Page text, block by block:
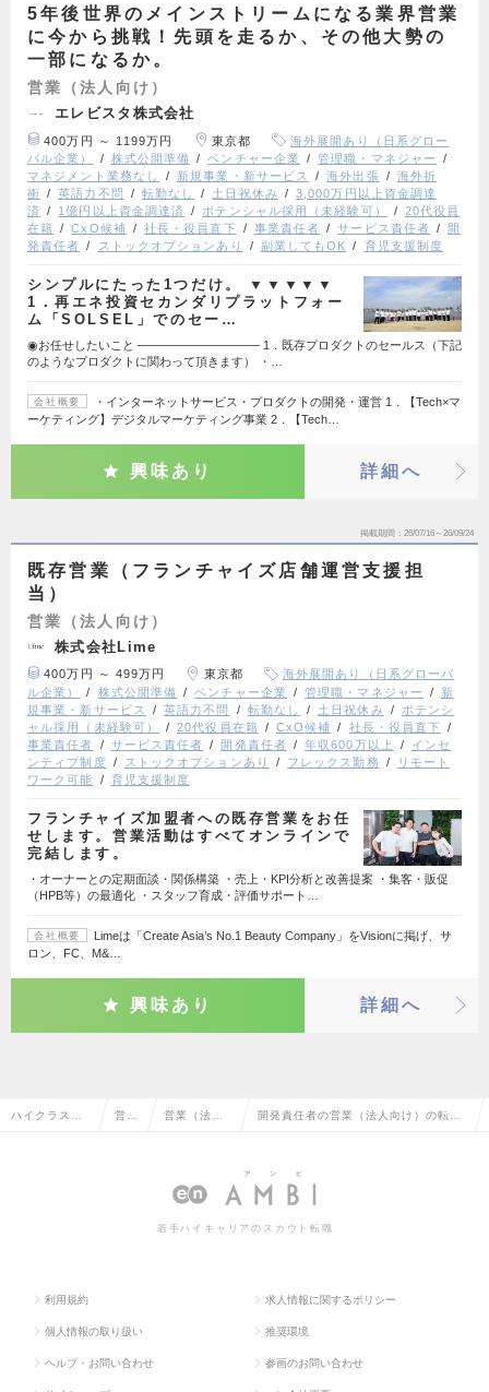
5年後世界のメインストリームになる業界営業
に今から挑戦！先頭を走るか、その他大勢の
一部になるか。
営業（法人向け）
エレビスタ株式会社
400万円 ～ 1199万円 東京都
海外展開あり（日系グロー
バル企業）
株式公開準備 ベンチャー企業
管理職・マネジャー
マネジメント業務なし
新規事業・新サービス 海外出張
海外折
衝
英語力不問 転勤なし 土日祝休み
3,000万円以上資金調達
済
1億円以上資金調達済 ポテンシャル採用（未経験可）
20代役員
在籍
CxO候補 社長・役員直下 事業責任者 サービス責任者
開
発責任者
ストックオプションあり 副業してもOK 育児支援制度
シンプルにたった1つだけ。 ▼▼▼▼▼
1．再エネ投資セカンダリプラットフォー
ム「SOLSEL」でのセー…
◉お任せしたいこと ────────────── 1．既存プロダクトのセールス（下記
のようなプロダクトに関わって頂きます） ・…
会社概要
・インターネットサービス・プロダクトの開発・運営 1．【Tech×マ
ーケティング】デジタルマーケティング事業 2．【Tech…
興味あり 詳細へ
掲載期間 26/07/16～26/09/24
既存営業（フランチャイズ店舗運営支援担
当）
営業（法人向け）
株式会社Lime
400万円 ～ 499万円 東京都
海外展開あり（日系グローバ
ル企業）
株式公開準備 ベンチャー企業 管理職・マネジャー
新
規事業・新サービス
英語力不問 転勤なし 土日祝休み
ポテンシ
ャル採用（未経験可）
20代役員在籍 CxO候補
社長・役員直下
事業責任者
サービス責任者 開発責任者 年収600万以上
インセ
ンティブ制度
ストックオプションあり フレックス勤務
リモート
ワーク可能
育児支援制度
フランチャイズ加盟者への既存営業をお任
せします。営業活動はすべてオンラインで
完結します。
・オーナーとの定期面談・関係構築 ・売上・KPI分析と改善提案 ・集客・販促
（HPB等）の最適化 ・スタッフ育成・評価サポート…
会社概要
Limeは「Create Asia’s No.1 Beauty Company」をVisionに掲げ、サ
ロン、FC、M&…
興味あり 詳細へ
ハイクラス求 営業 営業（法人 開発責任者の営業（法人向け）の転
若手ハイキャリアのスカウト転職
利用規約 求人情報に関するポリシー
個人情報の取り扱い 推奨環境
ヘルプ・お問い合わせ 参画のお問い合わせ